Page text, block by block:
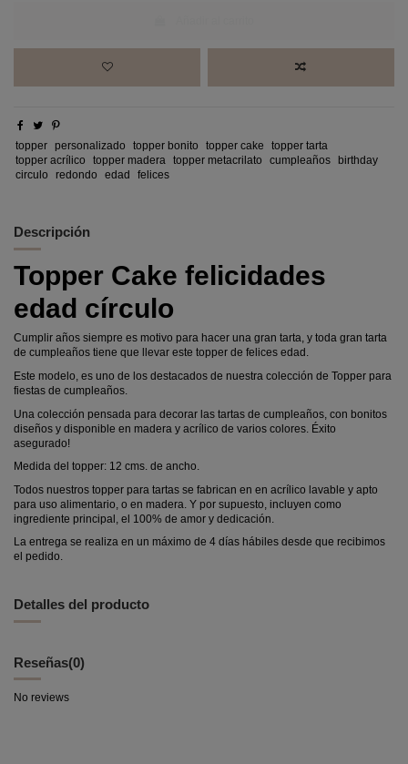
topper personalizado topper bonito topper cake
topper tarta
topper acrílico
topper madera topper metacrilato cumpleaños birthday
circulo
redondo edad felices
Descripción
Topper Cake felicidades
edad círculo
Cumplir años siempre es motivo para hacer una gran tarta, y toda gran tarta
de cumpleaños tiene que llevar este topper de felices edad.
Este modelo, es uno de los destacados de nuestra colección de Topper para
fiestas de cumpleaños.
Una colección pensada para decorar las tartas de cumpleaños, con bonitos
diseños y disponible en madera y acrílico de varios colores. Éxito
asegurado!
Medida del topper: 12 cms. de ancho.
Todos nuestros topper para tartas se fabrican en en acrílico lavable y apto
para uso alimentario, o en madera. Y por supuesto, incluyen como
ingrediente principal, el 100% de amor y dedicación.
La entrega se realiza en un máximo de 4 días hábiles desde que recibimos
el pedido.
Detalles del producto
Reseñas(0)
No reviews